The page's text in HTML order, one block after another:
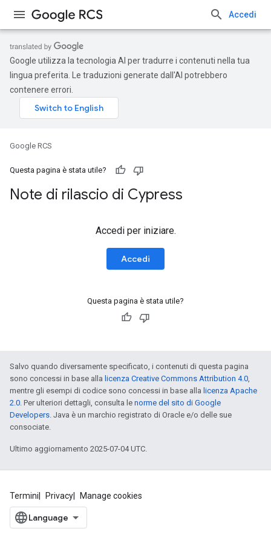
Accedi
Google utilizza la tecnologia AI per tradurre i contenuti nella tua
lingua preferita. Le traduzioni generate dall'AI potrebbero
contenere errori.
Google RCS
Questa pagina è stata utile?
Note di rilascio di Cypress
Accedi per iniziare.
Accedi
Questa pagina è stata utile?
Salvo quando diversamente specificato, i contenuti di questa pagina
sono concessi in base alla licenza Creative Commons Attribution 4.0,
mentre gli esempi di codice sono concessi in base alla licenza Apache
2.0. Per ulteriori dettagli, consulta le norme del sito di Google
Developers. Java è un marchio registrato di Oracle e/o delle sue
consociate.
Ultimo aggiornamento 2025-07-04 UTC.
Termini Privacy Manage cookies